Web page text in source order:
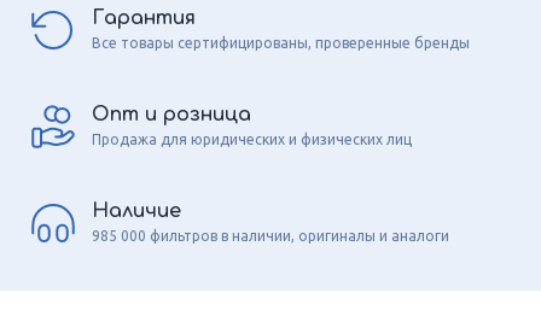
Гарантия
Все товары сертифицированы, проверенные бренды
Опт и розница
Продажа для юридических и физических лиц
Наличие
985 000 фильтров в наличии, оригиналы и аналоги